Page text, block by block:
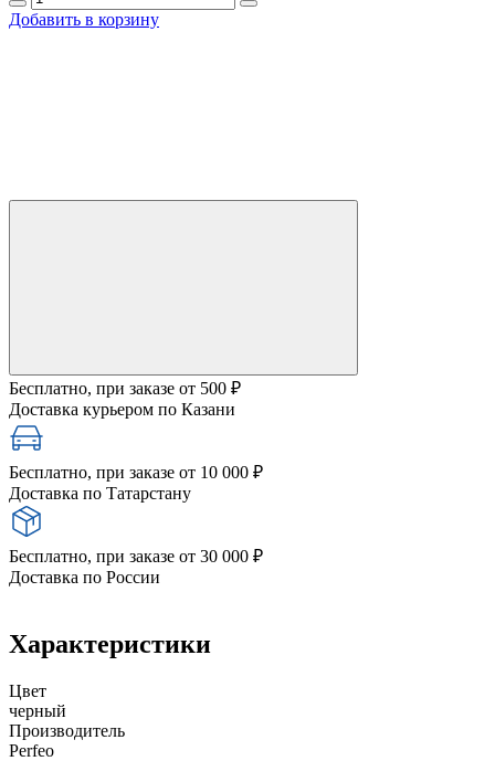
Добавить в корзину
Бесплатно, при заказе от 500 ₽
Доставка курьером по Казани
Бесплатно, при заказе от 10 000 ₽
Доставка по Татарстану
Бесплатно, при заказе от 30 000 ₽
Доставка по России
Характеристики
Цвет
черный
Производитель
Perfeo